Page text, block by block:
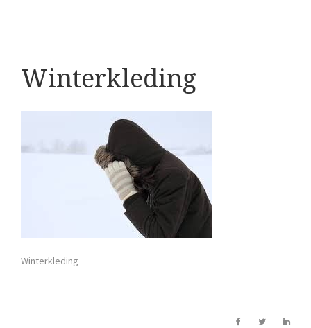
Winterkleding
Winterkleding